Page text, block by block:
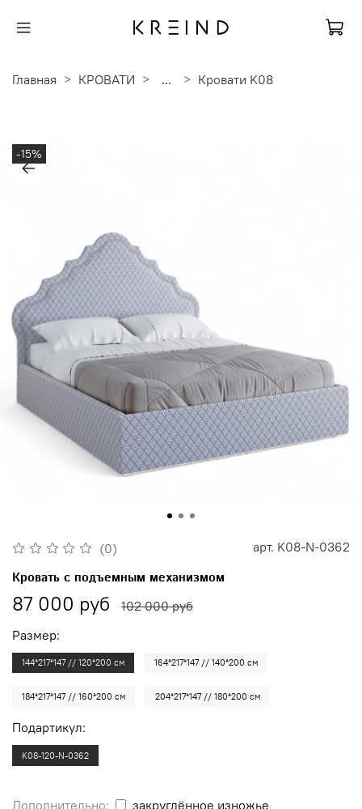
Главная КРОВАТИ ... Кровати K08
-15%
(0) арт. K08-N-0362
Кровать с подъемным механизмом
87 000 руб 102 000 руб
Дополнительно: закруглённое изножье
Размер:
144*217*147 // 120*200 см 164*217*147 // 140*200 см
184*217*147 // 160*200 см 204*217*147 // 180*200 см
Подартикул:
K08-120-N-0362